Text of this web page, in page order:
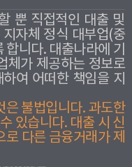
뿐 직접적인 대출 및
자체 정식 대부업(중
니다. 대출나라에 기
체가 제공하는 정보로
여 어떠한 책임을 지
은 불법입니다. 과도한
있습니다. 대출 시 신
다른 금융거래가 제